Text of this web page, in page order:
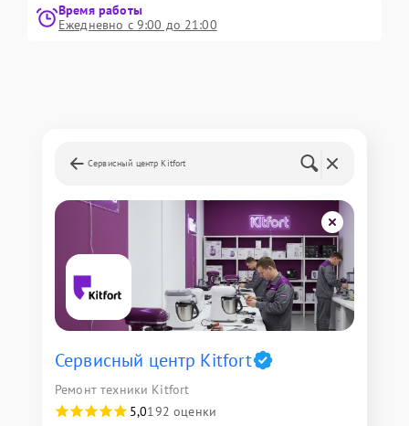
Время работы
Ежедневно с 9:00 до 21:00
Сервисный центр Kitfort
Сервисный центр Kitfort
Ремонт техники Kitfort
5,0192 оценки